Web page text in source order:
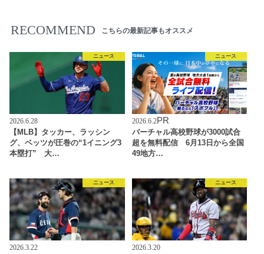
RECOMMEND こちらの最新記事もオススメ
ニュース
2026.6.28
【MLB】タッカー、ラッシン
グ、ベッツが圧巻の“1イニング3
本塁打” 大…
ニュース
2026.6.2PR
バーチャル高校野球が3000試合
超を無料配信 6月13日から全国
49地方…
ニュース
2026.3.22
ニュース
2026.3.20